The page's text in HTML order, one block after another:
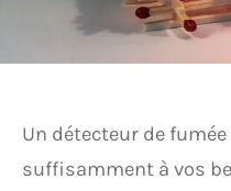
Un détecteur de
suffisamment à vos